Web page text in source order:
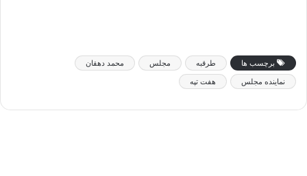
برچسب ها طرقبه مجلس محمد دهقان
نماینده مجلس هفت تپه